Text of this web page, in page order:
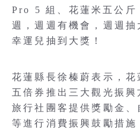
Pro 5 組、花蓮米五公斤
週，週週有機會，週週
幸運兒抽到大獎！
花蓮縣長徐榛蔚表示，
五倍券推出三大觀光振
旅行社團客提供獎勵金
等進行消費振興鼓勵措